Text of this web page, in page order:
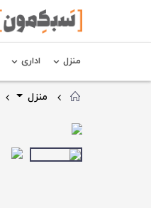
منزل اداری
منزل